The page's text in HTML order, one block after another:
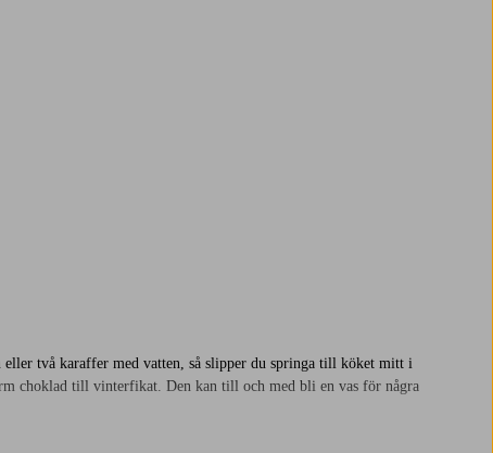
två karaffer med vatten, så slipper du springa till köket mitt i
choklad till vinterfikat. Den kan till och med bli en vas för några